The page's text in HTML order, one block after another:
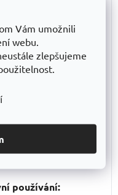
Vám umožnili
webu.
zlepšujeme
cena– výborné
do lokální
bude
regál, ale i
produktů
používání: